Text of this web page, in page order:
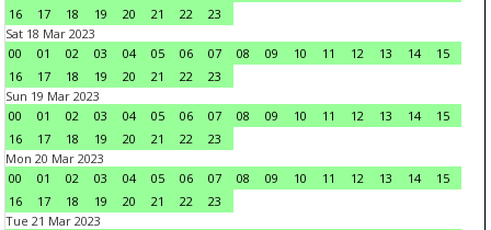
16
17 18 19 20 21 22
23
Sat 18 Mar 2023
00
01 02 03 04 05 06 07 08 09 10 11 12 13 14
15
16
17 18 19 20 21 22
23
Sun 19 Mar 2023
00
01 02 03 04 05 06 07 08 09 10 11 12 13 14
15
16
17 18 19 20 21 22
23
Mon 20 Mar 2023
00
01 02 03 04 05 06 07 08 09 10 11 12 13 14
15
16
17 18 19 20 21 22
23
Tue 21 Mar 2023